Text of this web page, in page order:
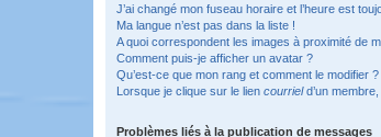
J’ai changé mon fuseau horaire et l’heure est
Ma langue n’est pas dans la liste !
A quoi correspondent les images à proximité de
Comment puis-je afficher un avatar ?
Qu’est-ce que mon rang et comment le modifier ?
Lorsque je clique sur le lien courrield’un
Problèmes liés à la publication de messages